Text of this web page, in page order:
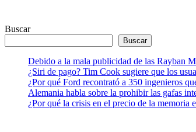
Buscar
Buscar
Debido a la mala publicidad de las Rayban
¿Siri de pago? Tim Cook sugiere que los
¿Por qué Ford recontrató a 350 ingenieros
Alemania habla sobre la prohibir las gafas
¿Por qué la crisis en el precio de la memoria